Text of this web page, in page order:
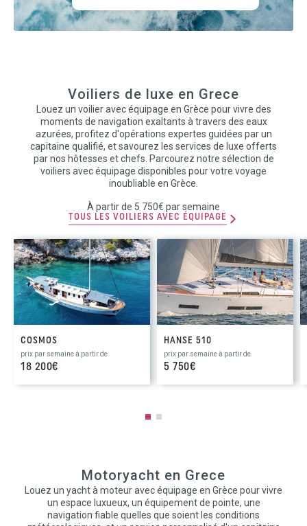
Voiliers de luxe en Grece
Louez un voilier avec équipage en Grèce pour vivre des
moments de navigation exaltants à travers des eaux
azurées, profitez d'opérations expertes guidées par un
capitaine qualifié, et savourez les services de luxe offerts
par nos hôtesses et chefs. Parcourez notre sélection de
voiliers avec équipage disponibles pour votre voyage
inoubliable en Grèce.
À partir de 5 750€ par semaine
TOUS LES VOILIERS AVEC ÉQUIPAGE
COSMOS
prix par semaine à partir de
18 200€
HANSE 510
prix par semaine à partir de
5 750€
Motoryacht en Grece
Louez un yacht à moteur avec équipage en Grèce pour vivre
un espace luxueux, un équipement de pointe, une
navigation fiable quelles que soient les conditions